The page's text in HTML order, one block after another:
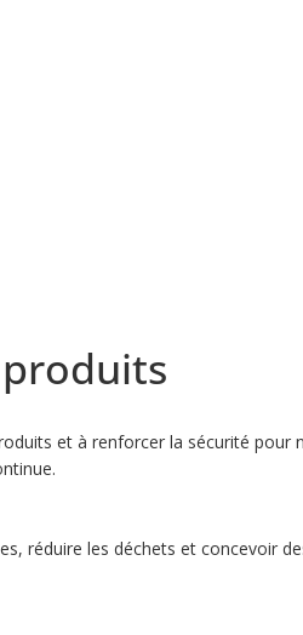
et à renforcer la sécurité pour
réduire les déchets et concevoir